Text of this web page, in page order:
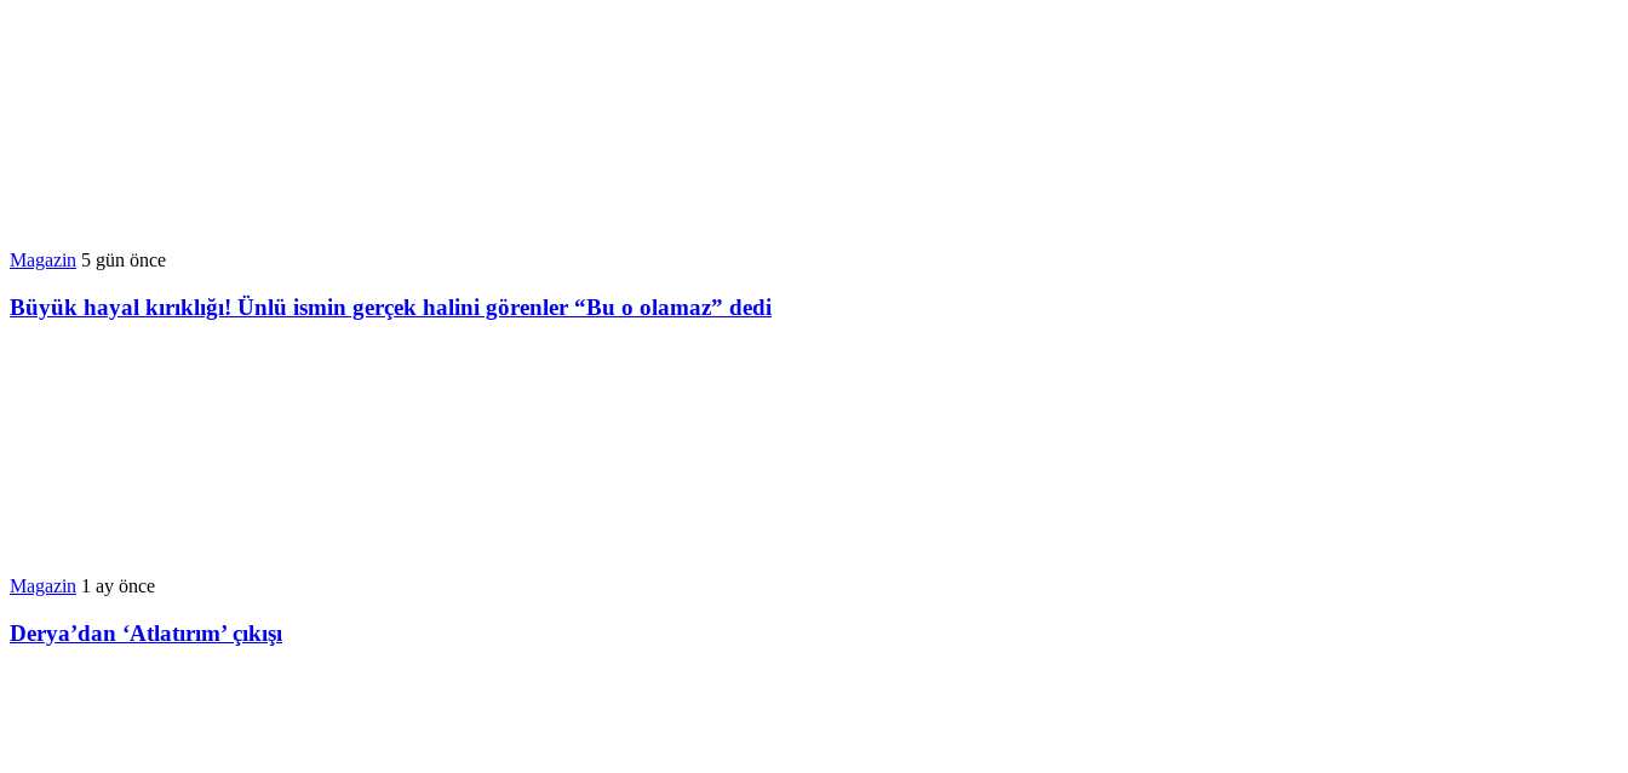
Magazin 5 gün önce
Büyük hayal kırıklığı! Ünlü ismin gerçek halini görenler “Bu o olamaz” dedi
Magazin 1 ay önce
Derya’dan ‘Atlatırım’ çıkışı